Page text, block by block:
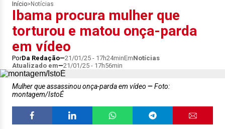
Início> Notícias
Ibama procura mulher que
torturou e matou onça-parda
em vídeo
PorDa Redação 21/01/25 - 17h24minEmNotícias
Atualizado em
21/01/25 - 17h56min
Mulher que assassinou onça-parda em vídeo
Foto:
montagem/IstoÉ